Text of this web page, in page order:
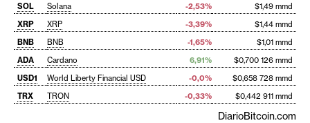
SOL
Solana -2,53%
$1,49 mmd
XRP
XRP -3,39%
$1,44 mmd
BNB
BNB -1,65%
$1,01 mmd
ADA
Cardano 6,91%
$0,700 126 mmd
USD1
World Liberty Financial USD -0,0%
$0,658 728 mmd
TRX
TRON -0,33% $0,442 911 mmd
DiarioBitcoin.com